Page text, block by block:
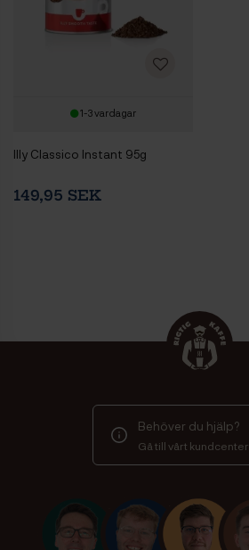
1-3 vardagar
Illy Classico Instant 95g
149,95 SEK
Behöver du hjälp?
Gå till vårt kundcenter